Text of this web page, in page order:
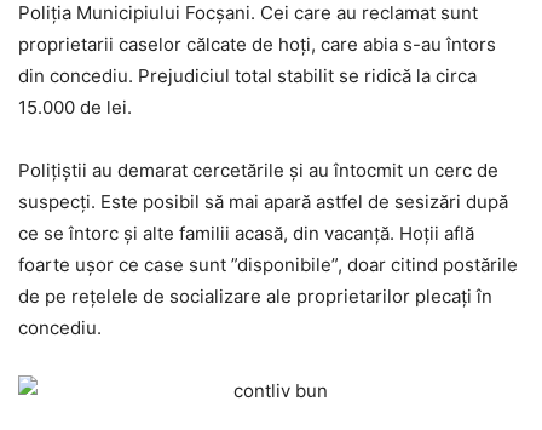
Poliția Municipiului Focșani. Cei care au reclamat sunt
proprietarii caselor călcate de hoți, care abia s-au întors
din concediu. Prejudiciul total stabilit se ridică la circa
15.000 de lei.
Polițiștii au demarat cercetările și au întocmit un cerc de
suspecți. Este posibil să mai apară astfel de sesizări după
ce se întorc și alte familii acasă, din vacanță. Hoții află
foarte ușor ce case sunt ”disponibile”, doar citind postările
de pe rețelele de socializare ale proprietarilor plecați în
concediu.